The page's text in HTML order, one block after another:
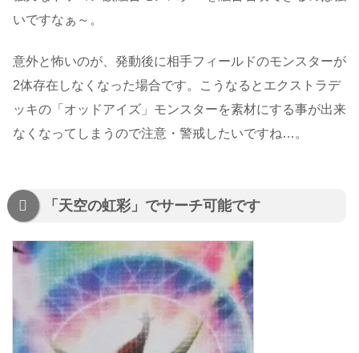
いですなぁ～。
意外と怖いのが、発動後に相手フィールドのモンスターが
2体存在しなくなった場合です。こうなるとエクストラデ
ッキの「オッドアイズ」モンスターを素材にする事が出来
なくなってしまうので注意・警戒したいですね…。
「天空の虹彩」でサーチ可能です